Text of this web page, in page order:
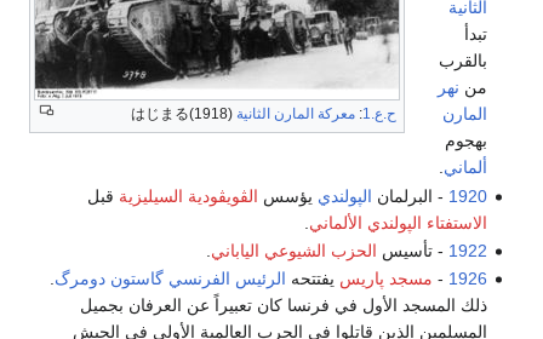
ح.ع.1 : معركة المارن الثانية
الثانية
تبدأ
بالقرب
من نهر
المارن
بهجوم
ألماني
1920 - البرلمان الپولندي يؤسس الڤويڤودية السيليزية قبل
الاستفتاء الپولندي الألماني
1922 - تأسيس الحزب الشيوعي الياباني
1926
- مسجد پاريس يفتتحه الرئيس الفرنسي گاستون دومرگ.
ذلك المسجد الأول في فرنسا كان تعبيراً عن العرفان بجميل
المسلمين الذين قاتلوا في الحرب العالمية الأولى في الجيش